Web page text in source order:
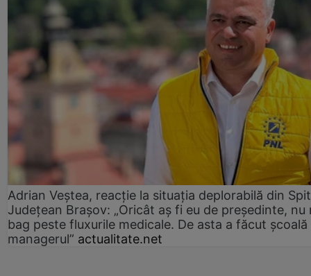
Adrian Veștea, reacție la situația deplorabilă din
Județean Brașov: „Oricât aș fi eu de președinte, nu
bag peste fluxurile medicale. De asta a făcut școală
managerul” actualitate.net